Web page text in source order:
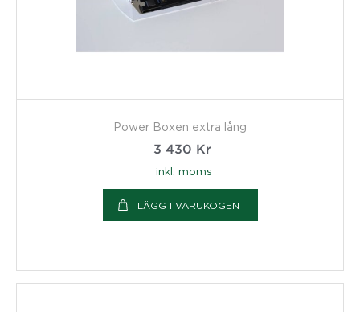
Power Boxen extra lång
3 430 Kr
inkl. moms
LÄGG I VARUKOGEN